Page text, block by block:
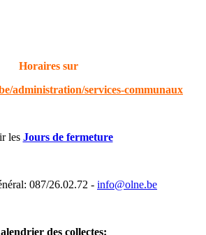
Horaires sur
administration/services-communaux
les Jours de fermeture
087/26.02.72 - info@olne.be
des collectes: